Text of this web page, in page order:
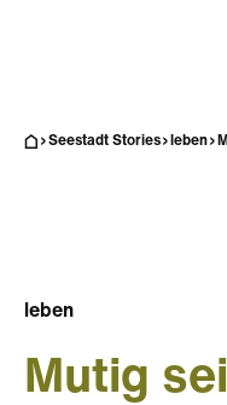
Seestadt Stories leben
leben
Mutig